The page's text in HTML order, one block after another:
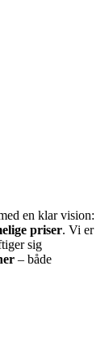
en klar vision:
priser. Vi er
sig
– både